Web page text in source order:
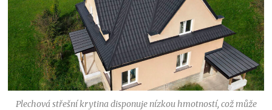
Plechová střešní krytina disponuje nízkou hmotností, což může